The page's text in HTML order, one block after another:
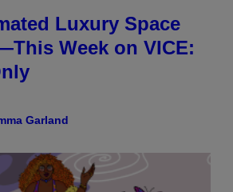
Luxury Space
Week on VICE:
Garland